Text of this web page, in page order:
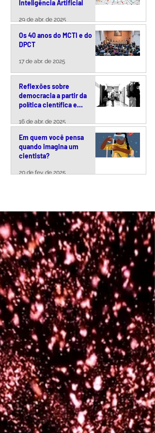
Inteligência Artificial
29 de abr. de 2025
Os 40 anos do MCTI e do
DPCT
17 de abr. de 2025
Reflexões sobre
democracia a partir da
política científica e
16 de abr. de 2025
Em quem você pensa
quando imagina um
cientista?
20 de fev. de 2025